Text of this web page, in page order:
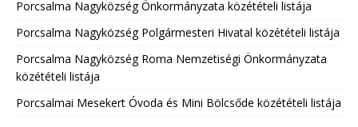
Porcsalma Nagyközség Önkormányzata közétételi listája
Porcsalma Nagyközség Polgármesteri Hivatal közétételi listája
Porcsalma Nagyközség Roma Nemzetiségi Önkormányzata
közétételi listája
Porcsalmai Mesekert Óvoda és Mini Bölcsőde közétételi listája